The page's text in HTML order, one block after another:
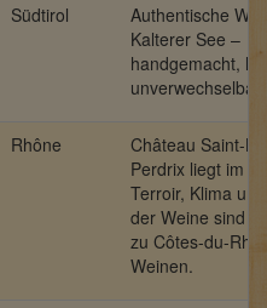
Südtirol
Authentische
Kalterer See –
handgemacht,
unverwechselbar.
Rhône
Château Saint-
Perdrix liegt im
Terroir, Klima
der Weine sind
zu Côtes-du-
Weinen.